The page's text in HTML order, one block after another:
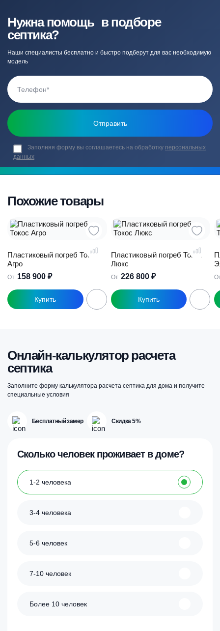
Нужна помощь в подборе
септика?
Наши специалисты бесплатно и быстро подберут для вас необходимую
модель
Заполняя форму вы соглашаетесь на обработку персональных
данных
Похожие товары
Пластиковый погреб Токос
Агро
От 158 900 ₽
Этот
товар
можно
выбрать
на
странице
товара.
Пластиковый погреб Токос
Люкс
От 226 800 ₽
Этот
товар
можно
выбрать
странице
Онлайн-калькулятор расчета
септика
Заполните форму калькулятора расчета септика для дома и получите
специальные условия
Бесплатный замер Скидка 5%
Сколько человек проживает в доме?
1-2 человека
3-4 человека
5-6 человек
7-10 человек
Более 10 человек